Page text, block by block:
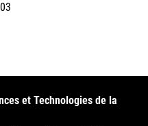
et Technologies de la